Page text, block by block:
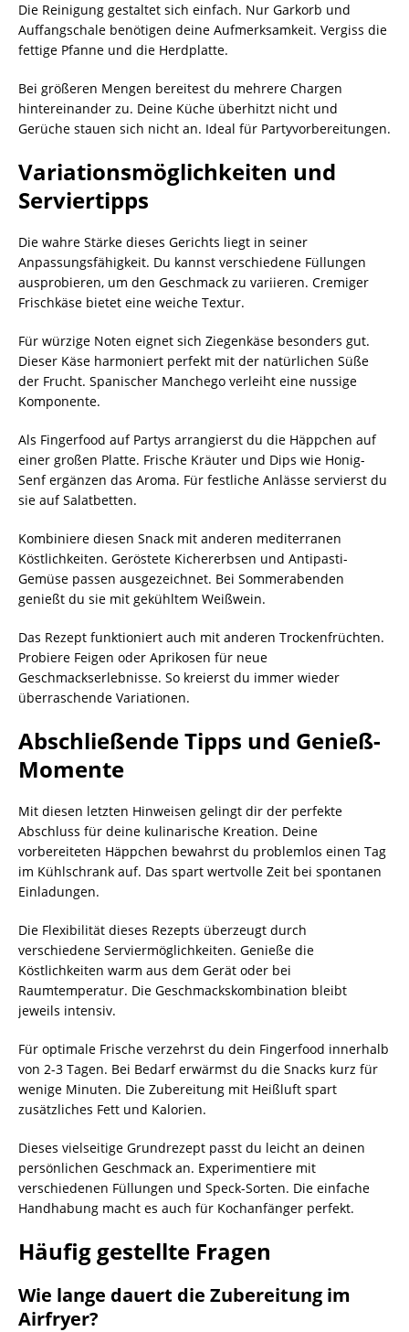
Die Reinigung gestaltet sich einfach. Nur Garkorb und
Auffangschale benötigen deine Aufmerksamkeit. Vergiss die
fettige Pfanne und die Herdplatte.
Bei größeren Mengen bereitest du mehrere Chargen
hintereinander zu. Deine Küche überhitzt nicht und
Gerüche stauen sich nicht an. Ideal für Partyvorbereitungen.
Variationsmöglichkeiten und
Serviertipps
Die wahre Stärke dieses Gerichts liegt in seiner
Anpassungsfähigkeit. Du kannst verschiedene Füllungen
ausprobieren, um den Geschmack zu variieren. Cremiger
Frischkäse bietet eine weiche Textur.
Für würzige Noten eignet sich Ziegenkäse besonders gut.
Dieser Käse harmoniert perfekt mit der natürlichen Süße
der Frucht. Spanischer Manchego verleiht eine nussige
Komponente.
Als Fingerfood auf Partys arrangierst du die Häppchen auf
einer großen Platte. Frische Kräuter und Dips wie Honig-
Senf ergänzen das Aroma. Für festliche Anlässe servierst du
sie auf Salatbetten.
Kombiniere diesen Snack mit anderen mediterranen
Köstlichkeiten. Geröstete Kichererbsen und Antipasti-
Gemüse passen ausgezeichnet. Bei Sommerabenden
genießt du sie mit gekühltem Weißwein.
Das Rezept funktioniert auch mit anderen Trockenfrüchten.
Probiere Feigen oder Aprikosen für neue
Geschmackserlebnisse. So kreierst du immer wieder
überraschende Variationen.
Abschließende Tipps und Genieß-
Momente
Mit diesen letzten Hinweisen gelingt dir der perfekte
Abschluss für deine kulinarische Kreation. Deine
vorbereiteten Häppchen bewahrst du problemlos einen Tag
im Kühlschrank auf. Das spart wertvolle Zeit bei spontanen
Einladungen.
Die Flexibilität dieses Rezepts überzeugt durch
verschiedene Serviermöglichkeiten. Genieße die
Köstlichkeiten warm aus dem Gerät oder bei
Raumtemperatur. Die Geschmackskombination bleibt
jeweils intensiv.
Für optimale Frische verzehrst du dein Fingerfood innerhalb
von 2-3 Tagen. Bei Bedarf erwärmst du die Snacks kurz für
wenige Minuten. Die Zubereitung mit Heißluft spart
zusätzliches Fett und Kalorien.
Dieses vielseitige Grundrezept passt du leicht an deinen
persönlichen Geschmack an. Experimentiere mit
verschiedenen Füllungen und Speck-Sorten. Die einfache
Handhabung macht es auch für Kochanfänger perfekt.
Häufig gestellte Fragen
Wie lange dauert die Zubereitung im
Airfryer?